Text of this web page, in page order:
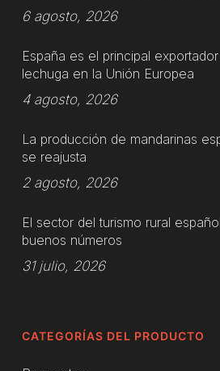
6 agosto, 2026
España es el principal
lechuga en la Unión Europea
4 agosto, 2026
La producción de mandarinas
se reajusta
2 agosto, 2026
El sector del turismo rural
buenos números
31 julio, 2026
CATEGORÍAS DEL PRODUCTO